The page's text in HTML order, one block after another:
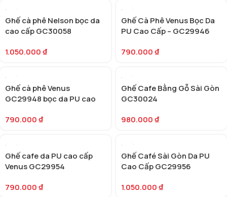
Ghế cà phê Nelson bọc da
cao cấp GC30058
1.050.000₫
Ghế Cà Phê Venus Bọc Da
PU Cao Cấp – GC29946
790.000₫
Ghế cà phê Venus
GC29948 bọc da PU cao
790.000₫
Ghế Cafe Bằng Gỗ Sài Gòn
GC30024
980.000₫
Ghế cafe da PU cao cấp
Venus GC29954
790.000₫
Ghế Café Sài Gòn Da PU
Cao Cấp GC29956
1.050.000₫